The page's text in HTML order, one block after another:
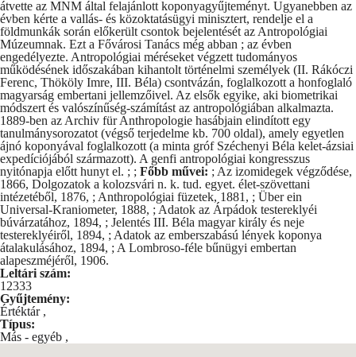
átvette az MNM által felajánlott koponyagyűjteményt. Ugyanebben az
évben kérte a vallás- és közoktatásügyi minisztert, rendelje el a
földmunkák során előkerült csontok bejelentését az Antropológiai
Múzeumnak. Ezt a Fővárosi Tanács még abban ; az évben
engedélyezte. Antropológiai méréseket végzett tudományos
működésének időszakában kihantolt történelmi személyek (II. Rákóczi
Ferenc, Thököly Imre, III. Béla) csontvázán, foglalkozott a honfoglaló
magyarság embertani jellemzőivel. Az elsők egyike, aki biometrikai
módszert és valószínűség-számítást az antropológiában alkalmazta.
1889-ben az Archiv für Anthropologie hasábjain elindított egy
tanulmánysorozatot (végső terjedelme kb. 700 oldal), amely egyetlen
ájnó koponyával foglalkozott (a minta gróf Széchenyi Béla kelet-ázsiai
expedíciójából származott). A genfi antropológiai kongresszus
nyitónapja előtt hunyt el. ; ; Főbb művei: ; Az izomidegek végződése,
1866, Dolgozatok a kolozsvári n. k. tud. egyet. élet-szövettani
intézetéből, 1876, ; Anthropológiai füzetek, 1881, ; Über ein
Universal-Kraniometer, 1888, ; Adatok az Árpádok testereklyéi
búvárzatához, 1894, ; Jelentés III. Béla magyar király és neje
testereklyéiről, 1894, ; Adatok az emberszabású lények koponya
átalakulásához, 1894, ; A Lombroso-féle bűnügyi embertan
alapeszméjéről, 1906.
Leltári szám:
12333
Gyűjtemény:
Értéktár ,
Típus:
Más - egyéb ,